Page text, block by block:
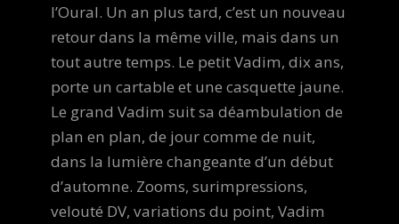
l’Oural. Un an plus tard, c’est un nouveau
retour dans la même ville, mais dans un
tout autre temps. Le petit Vadim, dix ans,
porte un cartable et une casquette jaune.
Le grand Vadim suit sa déambulation de
plan en plan, de jour comme de nuit,
dans la lumière changeante d’un début
d’automne. Zooms, surimpressions,
velouté DV, variations du point, Vadim